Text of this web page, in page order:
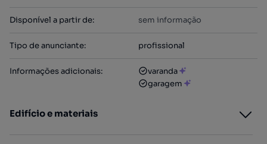
Disponível a partir de: sem informação
Tipo de anunciante: profissional
Informações adicionais:
varanda
garagem
Edifício e materiais